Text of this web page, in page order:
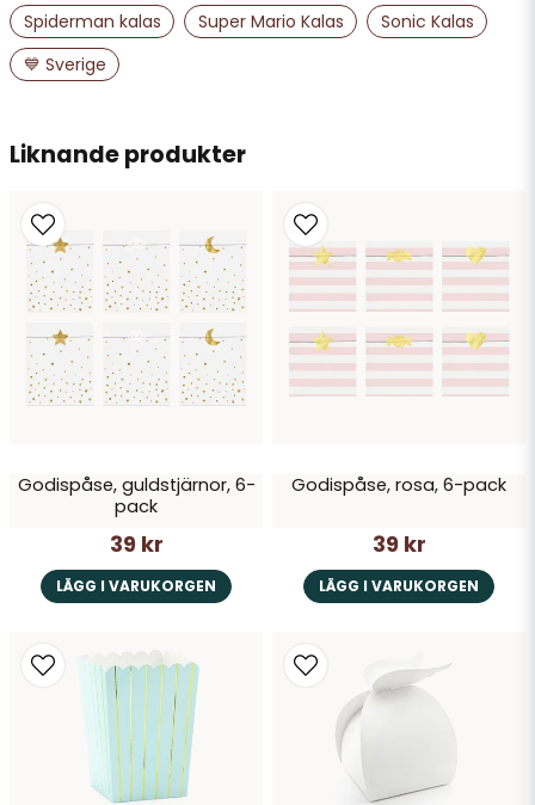
Ja, ni får publicera min fråga
Skicka fråga
Liknande produkter
Godispåse, guldstjärnor, 6-
pack
39 kr
LÄGG I VARUKORGEN
Godispåse, rosa, 6-pack
39 kr
LÄGG I VARUKORGEN
Spiderman kalas
Super Mario Kalas
Sonic Kalas
💙 Sverige